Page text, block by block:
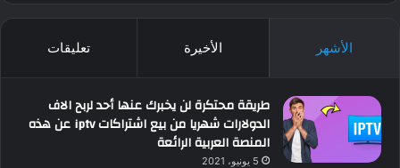
الأشهر الأخيرة تعليقات
طريقة محتكرة لن يخبرك عنها أحد لربح الاف
الدولارات شهريا من بيع اشتراكات iptv عن هذه
المنصة العربية الرائعة
5 يونيو، 2021